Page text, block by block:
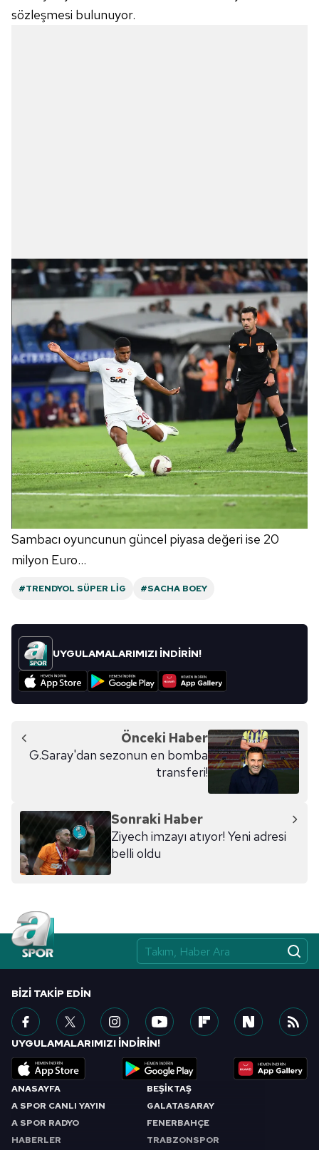
sözleşmesi bulunuyor.
Sambacı oyuncunun güncel piyasa değeri ise 20
milyon Euro...
#TRENDYOL SÜPER LIG #SACHA BOEY
UYGULAMALARIMIZI İNDİRİN!
Önceki Haber
G.Saray'dan sezonun en bomba
transferi!
Sonraki Haber
Ziyech imzayı atıyor! Yeni adresi
belli oldu
ANASAYFA
A SPOR CANLI YAYIN
A SPOR RADYO
HABERLER
BEŞİKTAŞ
GALATASARAY
FENERBAHÇE
TRABZONSPOR
BIZI TAKIP EDIN
UYGULAMALARIMIZI İNDİRİN!